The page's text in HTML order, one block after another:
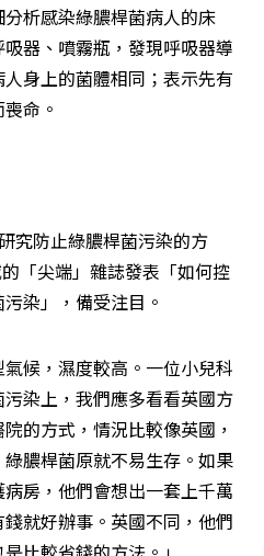
析感染綠膿桿菌病人的床
器、噴霧瓶，發現呼吸器導
身上的菌體相同；表示先有
命。
究防止綠膿桿菌污染的方
「尖端」雜誌發表「如何控
染」，備受注目。
候，濕度較高。一位小兒科
染上，我們應多看看英國方
的方式，情況比較像英國，
膿桿菌原就不易生存。如果
房，他們會想出一套上千萬
就好辦事。英國不同，他們